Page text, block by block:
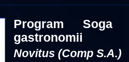
Program Soga
gastronomii
Novitus (Comp S.A.)